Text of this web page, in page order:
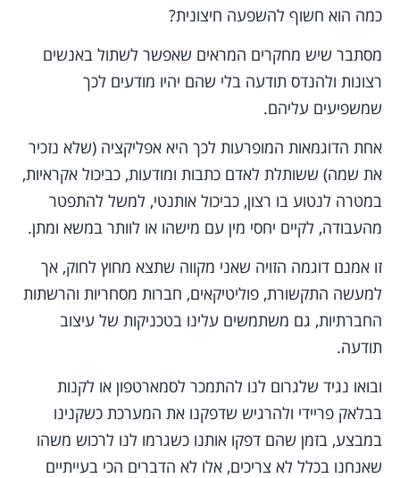
כמה הוא חשוף להשפעה חיצונית?
מסתבר שיש מחקרים המראים שאפשר לשתול באנשים
רצונות ולהנדס תודעה בלי שהם יהיו מודעים לכך
שמשפיעים עליהם.
אחת הדוגמאות המופרעות לכך היא אפליקציה (שלא נזכיר
את שמה) ששותלת לאדם כתבות ומודעות, כביכול אקראיות,
במטרה לנטוע בו רצון, כביכול אותנטי, למשל להתפטר
מהעבודה, לקיים יחסי מין עם מישהו או לוותר במשא ומתן.
זו אמנם דוגמה הזויה שאני מקווה שתצא מחוץ לחוק, אך
למעשה התקשורת, פוליטיקאים, חברות מסחריות והרשתות
החברתיות, גם משתמשים עלינו בטכניקות של עיצוב
תודעה.
ובואו נגיד שלגרום לנו להתמכר לסמארטפון או לקנות
בבלאק פריידי ולהרגיש שדפקנו את המערכת כשקנינו
במבצע, בזמן שהם דפקו אותנו כשגרמו לנו לרכוש משהו
שאנחנו בכלל לא צריכים, אלו לא הדברים הכי בעייתיים